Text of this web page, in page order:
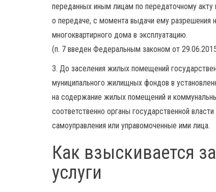
переданных иным лицам по передаточному акту
о передаче, с момента выдачи ему разрешения
многоквартирного дома в эксплуатацию.
(п. 7 введен Федеральным законом от
3. До заселения жилых помещений
муниципального жилищных фондов в
на содержание жилых помещений и
соответственно органы государственной
самоуправления или управомоченные ими лица.
Как взыскивается
услуги